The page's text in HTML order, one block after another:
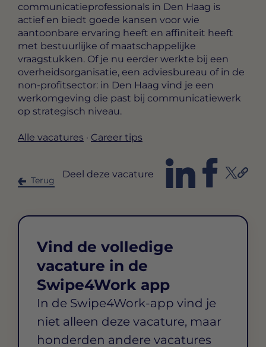
communicatieprofessionals in Den Haag is
actief en biedt goede kansen voor wie
aantoonbare ervaring heeft en affiniteit heeft
met bestuurlijke of maatschappelijke
vraagstukken. Of je nu eerder werkte bij een
overheidsorganisatie, een adviesbureau of in de
non-profitsector: in Den Haag vind je een
werkomgeving die past bij communicatiewerk
op strategisch niveau.
Alle vacatures · Career tips
Terug
Deel deze vacature
Vind de volledige
vacature in de
Swipe4Work app
In de Swipe4Work-app vind je
niet alleen deze vacature, maar
honderden andere vacatures